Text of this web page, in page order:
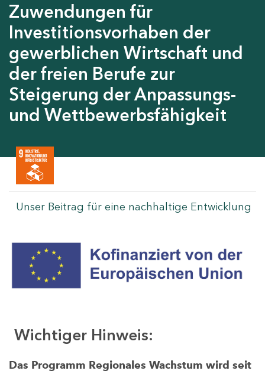
Zuwendungen für
Investitionsvorhaben der
gewerblichen Wirtschaft und
der freien Berufe zur
Steigerung der Anpassungs-
und Wettbewerbsfähigkeit
Unser Beitrag für eine nachhaltige Entwicklung
Wichtiger Hinweis:
Das Programm Regionales Wachstum wird seit